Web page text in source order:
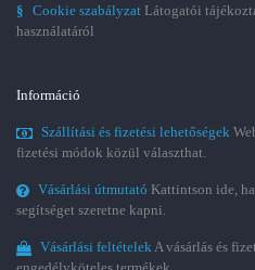
§ Cookie szabályzat Látogatói
használatáról
Információ
Szállítási és fizetési lehetőségek
fizetési módok közül választhat.
Vásárlási útmutató Kattintson ide,
segítséget szeretne kapni.
Vásárlási feltételek A vásárlás és